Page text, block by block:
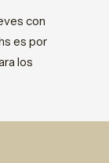
con
es por
los